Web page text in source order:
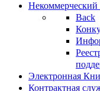
Некоммерческий
Back
Электронная
Контрактная